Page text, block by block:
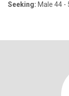
Seeking: Male 44 -